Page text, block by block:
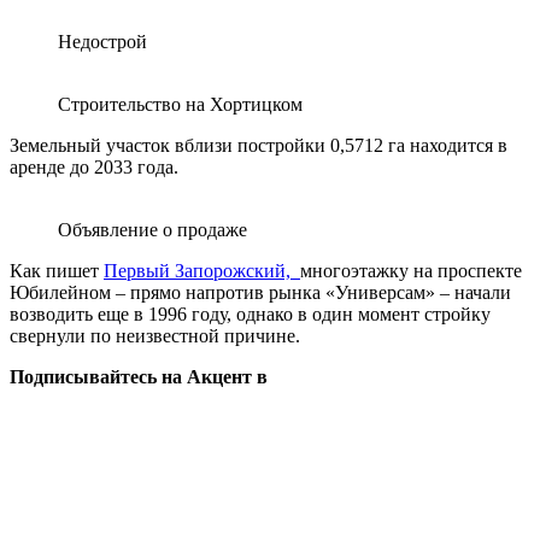
Недострой
Строительство на Хортицком
Земельный участок вблизи постройки 0,5712 га находится в
аренде до 2033 года.
Объявление о продаже
Как пишет Первый Запорожский, многоэтажку на проспекте
Юбилейном – прямо напротив рынка «Универсам» – начали
возводить еще в 1996 году, однако в один момент стройку
свернули по неизвестной причине.
Подписывайтесь на Акцент в